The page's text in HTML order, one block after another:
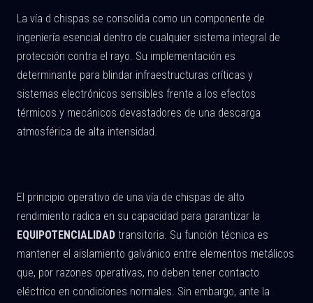
La vía d chispas se consolida como un componente de
ingeniería esencial dentro de cualquier sistema integral de
protección contra el rayo. Su implementación es
determinante para blindar infraestructuras críticas y
sistemas electrónicos sensibles frente a los efectos
térmicos y mecánicos devastadores de una descarga
atmosférica de alta intensidad.
El principio operativo de una vía de chispas de alto
rendimiento radica en su capacidad para garantizar la
EQUIPOTENCIALIDAD transitoria. Su función técnica es
mantener el aislamiento galvánico entre elementos metálicos
que, por razones operativas, no deben tener contacto
eléctrico en condiciones normales. Sin embargo, ante la